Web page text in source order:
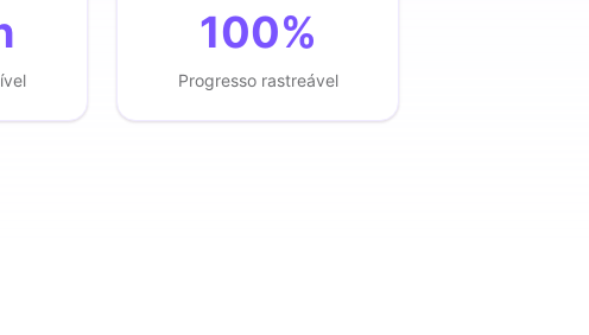
100%
Progresso rastreável